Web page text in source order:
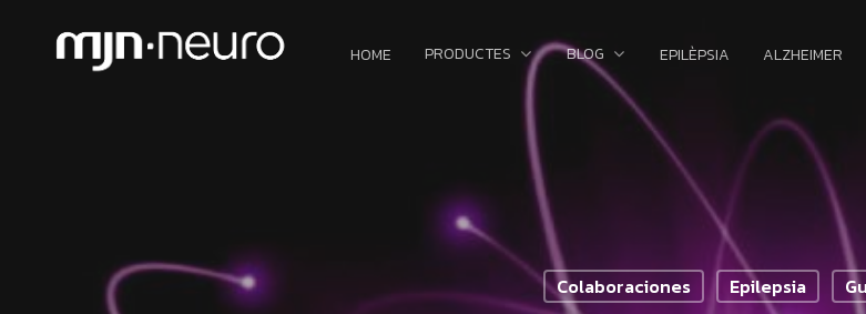
HOME PRODUCTES BLOG EPILÈPSIA ALZHEIMER
Colaboraciones Epilepsia